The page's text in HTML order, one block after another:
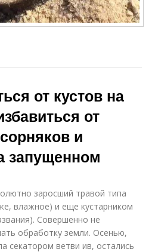
от кустов на
от
и
запущенном
заросший травой типа
влажное) и еще кустарником
Совершенно не
обработку земли. Осенью,
секатором ветви ив, остались